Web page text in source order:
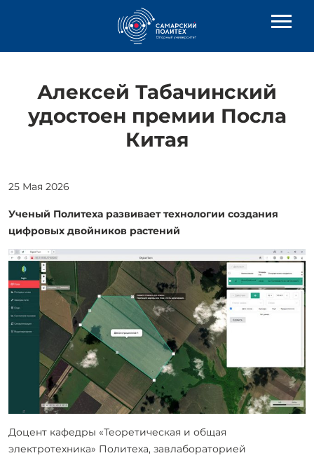
Алексей Табачинский
удостоен премии Посла
Китая
25 Мая 2026
Ученый Политеха развивает технологии создания
цифровых двойников растений
Доцент кафедры «Теоретическая и общая
электротехника» Политеха, завлабораторией